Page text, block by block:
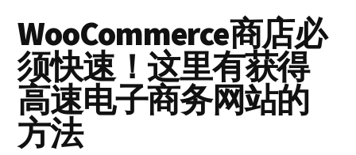
WooCommerce商店必
须快速！这里有获得
高速电子商务网站的
方法